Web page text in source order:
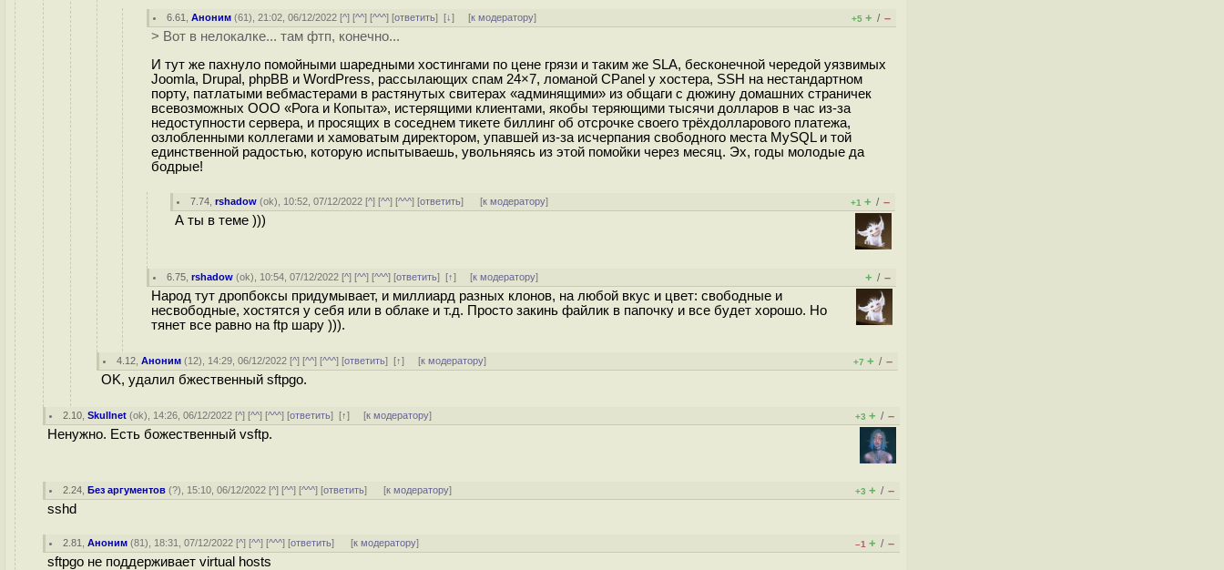
6.61 ,Аноним (61), 21:02, 06/12/2022 [^] [^^] [^^^] [ответить][↓] [к модератору] +5 + / –
> Вот в нелокалке... там фтп, конечно...
И тут же пахнуло помойными шаредными хостингами по цене грязи и таким же SLA, бесконечной чередой уязвимых
Joomla, Drupal, phpBB и WordPress, рассылающих спам 24×7, ломаной CPanel у хостера, SSH на нестандартном
порту, патлатыми вебмастерами в растянутых свитерах «админящими» из общаги с дюжину домашних страничек
всевозможных ООО «Рога и Копыта», истерящими клиентами, якобы теряющими тысячи долларов в час из-за
недоступности сервера, и просящих в соседнем тикете биллинг об отсрочке своего трёхдолларового платежа,
озлобленными коллегами и хамоватым директором, упавшей из-за исчерпания свободного места MySQL и той
единственной радостью, которую испытываешь, увольняясь из этой помойки через месяц. Эх, годы молодые да
бодрые!
7.74 ,rshadow (ok), 10:52, 07/12/2022 [^] [^^] [^^^] [ответить] [к модератору] +1 + / –
А ты в теме )))
6.75 ,rshadow (ok), 10:54, 07/12/2022 [^] [^^] [^^^] [ответить][↑] [к модератору] + / –
Народ тут дропбоксы придумывает, и миллиард разных клонов, на любой вкус и цвет: свободные и
несвободные, хостятся у себя или в облаке и т.д. Просто закинь файлик в папочку и все будет хорошо. Но
тянет все равно на ftp шару ))).
4.12 ,Аноним (12), 14:29, 06/12/2022 [^] [^^] [^^^] [ответить][↑] [к модератору] +7 + / –
OK, удалил бжественный sftpgo.
2.10 ,Skullnet (ok), 14:26, 06/12/2022 [^] [^^] [^^^] [ответить][↑] [к модератору] +3 + / –
Ненужно. Есть божественный vsftp.
2.24 ,Без аргументов (?), 15:10, 06/12/2022 [^] [^^] [^^^] [ответить] [к модератору] +3 + / –
sshd
2.81 ,Аноним (81), 18:31, 07/12/2022 [^] [^^] [^^^] [ответить] [к модератору] –1 + / –
sftpgo не поддерживает virtual hosts